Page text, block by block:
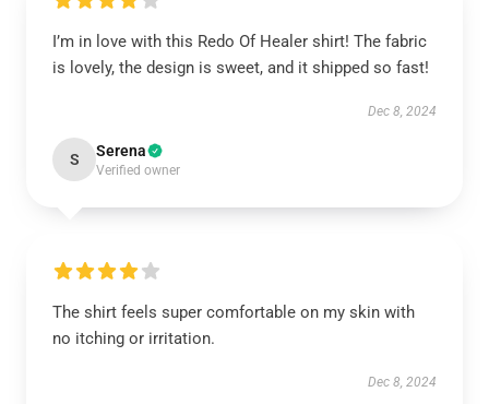
I’m in love with this Redo Of Healer shirt! The fabric
is lovely, the design is sweet, and it shipped so fast!
Dec 8, 2024
S Serena
Verified owner
The shirt feels super comfortable on my skin with
no itching or irritation.
Dec 8, 2024